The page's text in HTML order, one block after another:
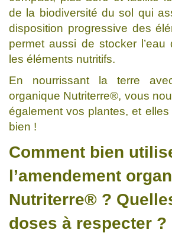
de la biodiversité du sol qui
disposition progressive des
permet aussi de stocker
les éléments nutritifs.
En nourrissant la terre avec
organique Nutriterre®, vous
également vos plantes, et
bien !
Comment bien
l’amendement
Nutriterre® ?
doses à respecter ?